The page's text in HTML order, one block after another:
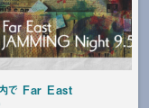
内で Far East